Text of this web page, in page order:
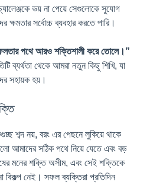
ভয় না পেয়ে সেগুলোকে সুযোগ
সর্বোচ্চ ব্যবহার করতে পারি।
পথে আরও শক্তিশালী করে তোলে।”
ব্যর্থতা থেকে আমরা নতুন কিছু শিখি, যা
সহায়ক হয়।
শব্দ নয়, বরং এর পেছনে লুকিয়ে থাকে
আমাদের সঠিক পথে নিয়ে যেতে এবং বড়
মনের শক্তি অসীম, এবং সেই শক্তিকে
নেই। সফল ব্যক্তিরা প্রতিদিন